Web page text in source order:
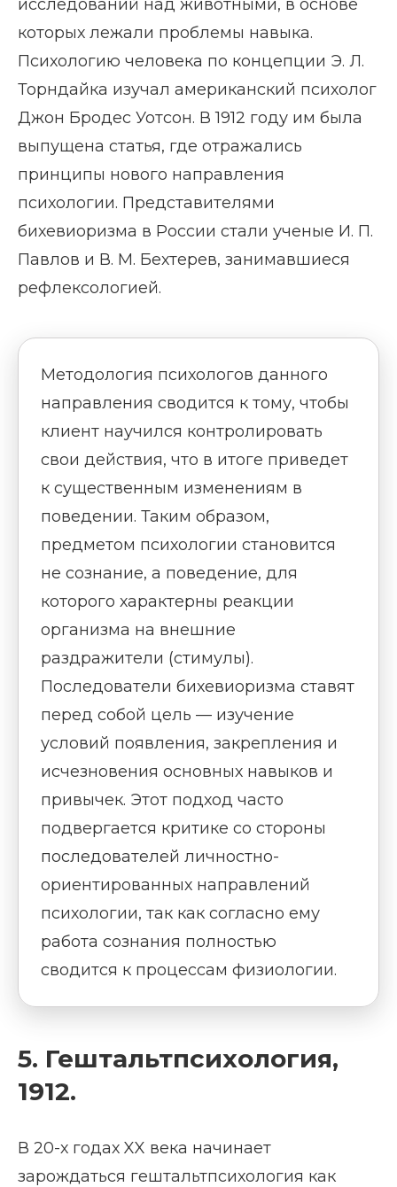
исследований над животными, в основе
которых лежали проблемы навыка.
Психологию человека по концепции Э. Л.
Торндайка изучал американский психолог
Джон Бродес Уотсон. В 1912 году им была
выпущена статья, где отражались
принципы нового направления
психологии. Представителями
бихевиоризма в России стали ученые И. П.
Павлов и В. М. Бехтерев, занимавшиеся
рефлексологией.
Методология психологов данного
направления сводится к тому, чтобы
клиент научился контролировать
свои действия, что в итоге приведет
к существенным изменениям в
поведении. Таким образом,
предметом психологии становится
не сознание, а поведение, для
которого характерны реакции
организма на внешние
раздражители (стимулы).
Последователи бихевиоризма ставят
перед собой цель — изучение
условий появления, закрепления и
исчезновения основных навыков и
привычек. Этот подход часто
подвергается критике со стороны
последователей личностно-
ориентированных направлений
психологии, так как согласно ему
работа сознания полностью
сводится к процессам физиологии.
5. Гештальтпсихология,
1912.
В 20-х годах XX века начинает
зарождаться гештальтпсихология как